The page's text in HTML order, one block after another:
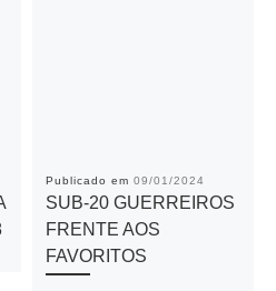
Publicado em 09/01/2024
SUB-20 GUERREIROS
FRENTE AOS
FAVORITOS